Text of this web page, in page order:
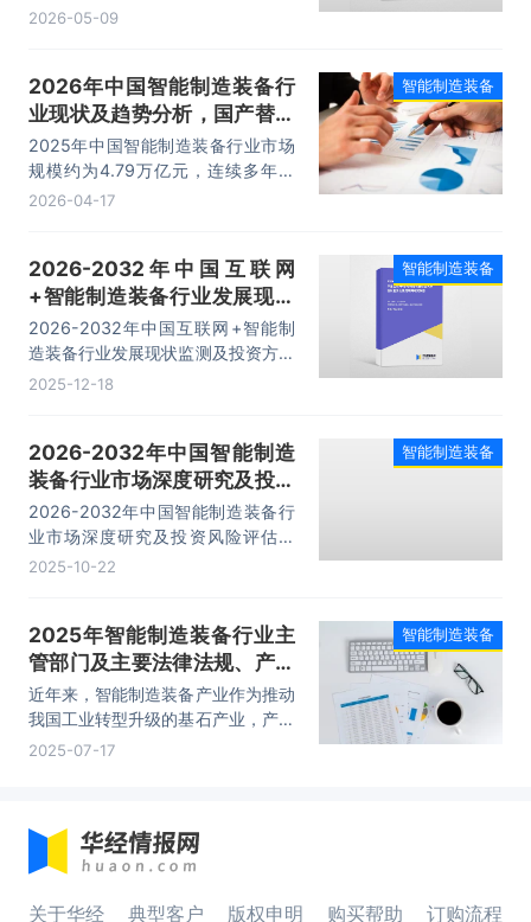
告，主要包括行业前景及投资价值、
2026-05-09
2026年中国智能制造装备行
业现状及趋势分析，国产替代
提速，产业链自主可控「图」
2025年中国智能制造装备行业市场
规模约为4.79万亿元，连续多年领
跑全球制造装备市场。
2026-04-17
智能制造装备
2026-2032年中国互联网
+智能制造装备行业发展现状
监测及投资方向研究报告
2026-2032年中国互联网+智能制
造装备行业发展现状监测及投资方向
研究报告，主要包括行业重点区域分
2025-12-18
智能制造装备
2026-2032年中国智能制造
装备行业市场深度研究及投资
风险评估报告
2026-2032年中国智能制造装备行
业市场深度研究及投资风险评估报
告，主要包括发展前景、经验借鉴及
2025-10-22
智能制造装备
2025年智能制造装备行业主
管部门及主要法律法规、产业
政策「图」
近年来，智能制造装备产业作为推动
我国工业转型升级的基石产业，产业
扶持力度不断加大，智能制造、高端
能制造装备行业正迎来历史性的发展
机遇。
2025-07-17
智能制造装备
关于华经 典型客户 版权申明 购买帮助 订购流程